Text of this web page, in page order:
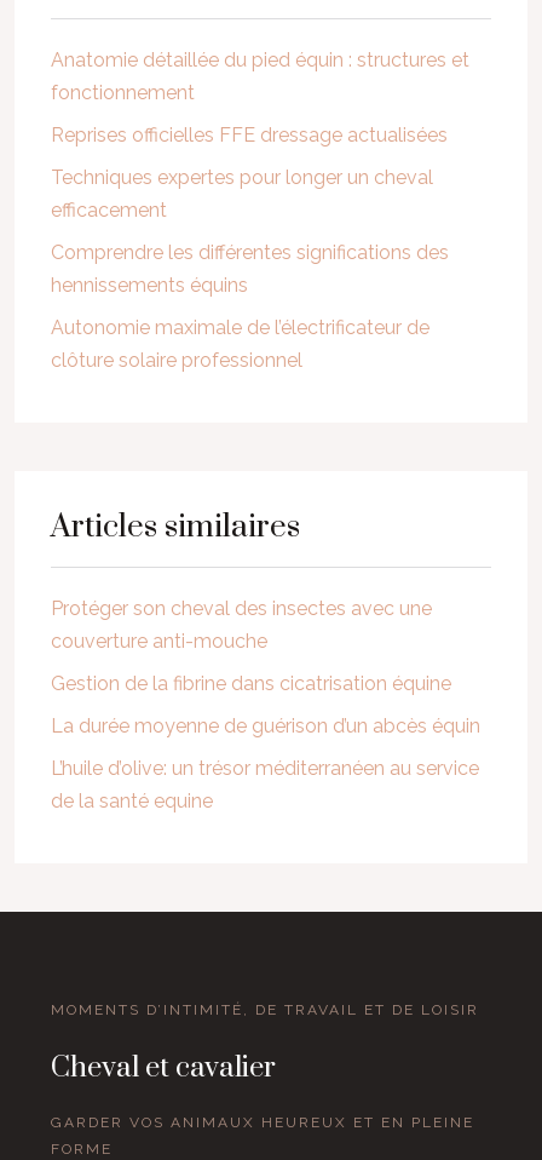
Anatomie détaillée du pied équin : structures et
fonctionnement
Reprises officielles FFE dressage actualisées
Techniques expertes pour longer un cheval
efficacement
Comprendre les différentes significations des
hennissements équins
Autonomie maximale de l’électrificateur de
clôture solaire professionnel
Articles similaires
Protéger son cheval des insectes avec une
couverture anti-mouche
Gestion de la fibrine dans cicatrisation équine
La durée moyenne de guérison d’un abcès équin
L’huile d’olive: un trésor méditerranéen au service
de la santé equine
MOMENTS D’INTIMITÉ, DE TRAVAIL ET DE LOISIR
Cheval et cavalier
GARDER VOS ANIMAUX HEUREUX ET EN PLEINE
FORME